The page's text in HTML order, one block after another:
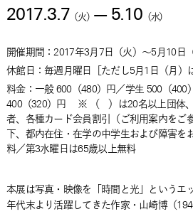
2017.3.7 （火）— 5.10（水）
開催期間： 2017年3月7日 （火） ～5月10日
休館日：毎週月曜日［ただし5月1日（月）
料金： 一般 600（480）円／学生 500（400
400（320）円 ※ （ ）は20名以上団体、
者、各種カード会員割引（ご利用案内をご
下、都内在住・在学の中学生および障害を
料／第3水曜日は65歳以上無料
本展は写真・映像を「時間と光」というエ
年代末より活躍してきた作家・山崎博（